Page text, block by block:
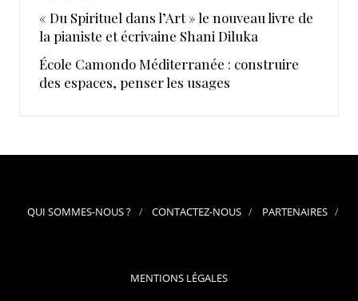
« Du Spirituel dans l’Art » le nouveau livre de
la pianiste et écrivaine Shani Diluka
École Camondo Méditerranée : construire
des espaces, penser les usages
QUI SOMMES-NOUS ? CONTACTEZ-NOUS PARTENAIRES
MENTIONS LÉGALES